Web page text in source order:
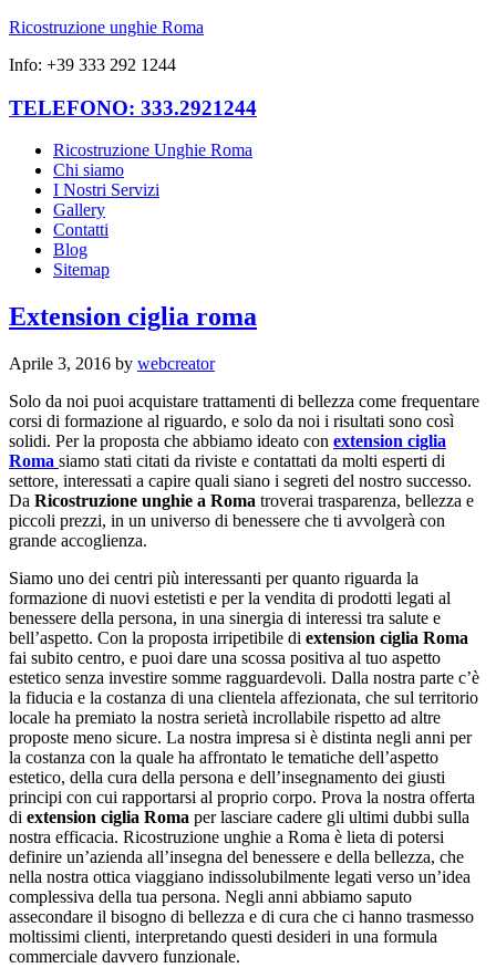
Ricostruzione unghie Roma
Info: +39 333 292 1244
TELEFONO: 333.2921244
Ricostruzione Unghie Roma
Chi siamo
I Nostri Servizi
Gallery
Contatti
Blog
Sitemap
Extension ciglia roma
Aprile 3, 2016 by webcreator
Solo da noi puoi acquistare trattamenti di bellezza come frequentare
corsi di formazione al riguardo, e solo da noi i risultati sono così
solidi. Per la proposta che abbiamo ideato con extension ciglia
Roma siamo stati citati da riviste e contattati da molti esperti di
settore, interessati a capire quali siano i segreti del nostro successo.
Da Ricostruzione unghie a Roma troverai trasparenza, bellezza e
piccoli prezzi, in un universo di benessere che ti avvolgerà con
grande accoglienza.
Siamo uno dei centri più interessanti per quanto riguarda la
formazione di nuovi estetisti e per la vendita di prodotti legati al
benessere della persona, in una sinergia di interessi tra salute e
bell’aspetto. Con la proposta irripetibile di extension ciglia Roma
fai subito centro, e puoi dare una scossa positiva al tuo aspetto
estetico senza investire somme ragguardevoli. Dalla nostra parte c’è
la fiducia e la costanza di una clientela affezionata, che sul territorio
locale ha premiato la nostra serietà incrollabile rispetto ad altre
proposte meno sicure. La nostra impresa si è distinta negli anni per
la costanza con la quale ha affrontato le tematiche dell’aspetto
estetico, della cura della persona e dell’insegnamento dei giusti
principi con cui rapportarsi al proprio corpo. Prova la nostra offerta
di extension ciglia Roma per lasciare cadere gli ultimi dubbi sulla
nostra efficacia. Ricostruzione unghie a Roma è lieta di potersi
definire un’azienda all’insegna del benessere e della bellezza, che
nella nostra ottica viaggiano indissolubilmente legati verso un’idea
complessiva della tua persona. Negli anni abbiamo saputo
assecondare il bisogno di bellezza e di cura che ci hanno trasmesso
moltissimi clienti, interpretando questi desideri in una formula
commerciale davvero funzionale.